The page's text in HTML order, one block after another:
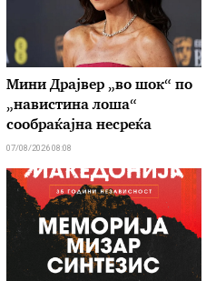
Мини Драјвер „во шок“ по
„навистина лоша“
сообраќајна несреќа
07/08/2026 08:08